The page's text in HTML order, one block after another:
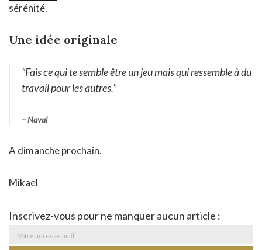
sérénité.
Une idée originale
“Fais ce qui te semble être un jeu mais qui ressemble à du
travail pour les autres.”
– Naval
A dimanche prochain.
Mikael
Inscrivez-vous pour ne manquer aucun article :